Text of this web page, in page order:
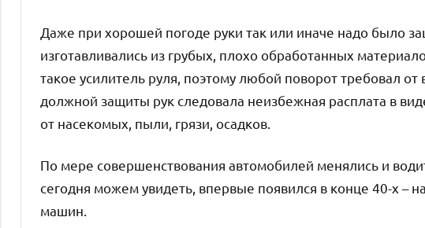
Даже при хорошей погоде руки так или иначе надо было
изготавливались из грубых, плохо обработанных
такое усилитель руля, поэтому любой поворот требовал
должной защиты рук следовала неизбежная расплата в
от насекомых, пыли, грязи, осадков.
По мере совершенствования автомобилей менялись и
сегодня можем увидеть, впервые появился в конце 40-х –
машин.